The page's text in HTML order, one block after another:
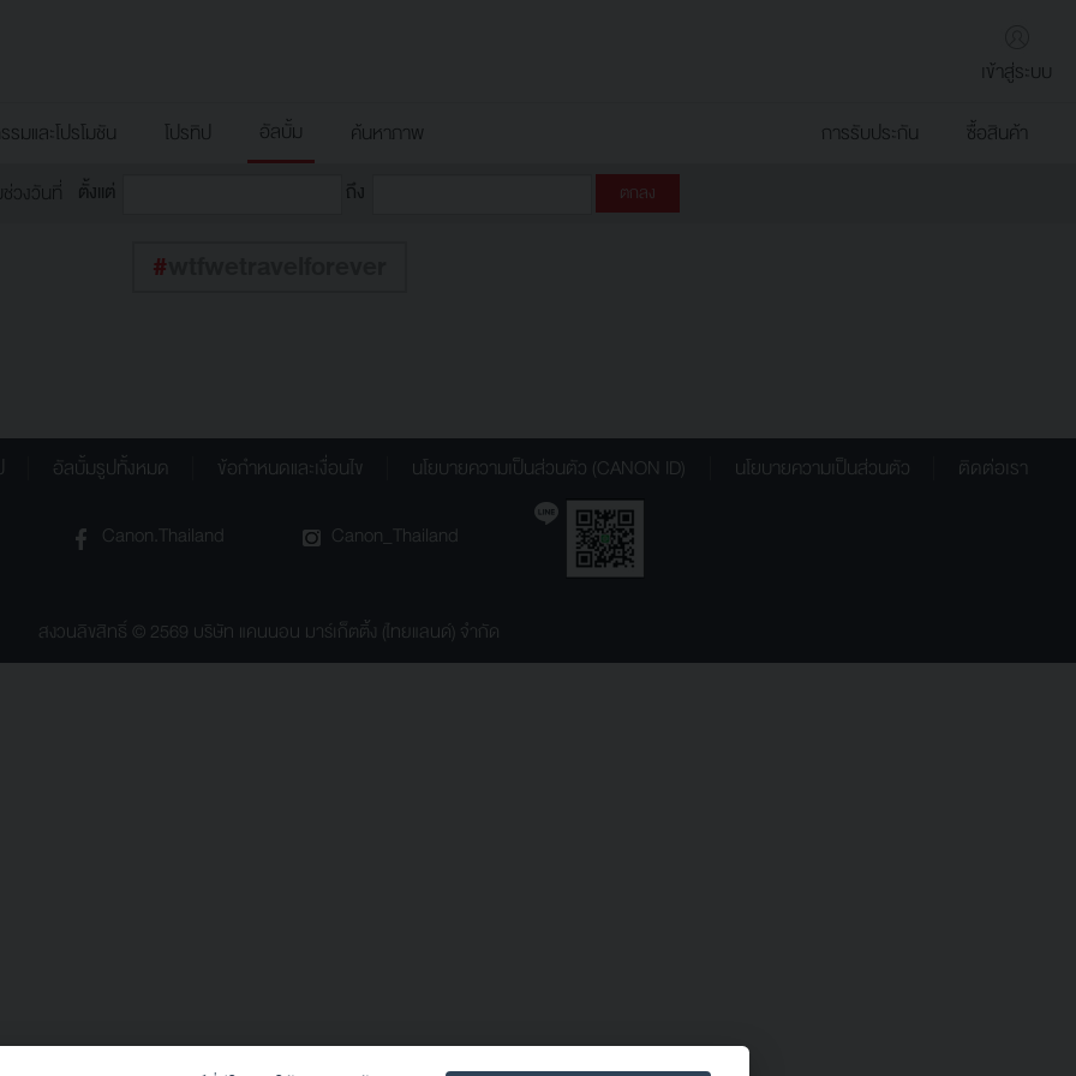
เข้าสู่ระบบ
รมและโปรโมชัน โปรทิป อัลบั้ม ค้นหาภาพ การรับประกัน
ซื้อสินค้า
วงวันที่ ตั้งแต่ ถึง
#
อัลบั้มรูปทั้งหมด ข้อกำหนดและเงื่อนไข นโยบายความเป็นส่วนตัว (CANON ID) นโยบายความเป็นส่วนตัว ติดต่อเรา
Canon.Thailand Canon_Thailand
สงวนลิขสิทธิ์ © 2569 บริษัท แคนนอน มาร์เก็ตติ้ง (ไทยแลนด์) จำกัด